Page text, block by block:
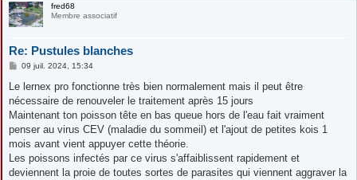
fred68
Membre associatif
Re: Pustules blanches
M
s
a
g
09 juil. 2024, 15:34
Le lernex pro fonctionne très bien normalement mais il peut être
nécessaire de renouveler le traitement après 15 jours
Maintenant ton poisson tête en bas queue hors de l'eau fait vraiment
penser au virus CEV (maladie du sommeil) et l'ajout de petites kois 1
mois avant vient appuyer cette théorie.
Les poissons infectés par ce virus s'affaiblissent rapidement et
deviennent la proie de toutes sortes de parasites qui viennent aggraver la